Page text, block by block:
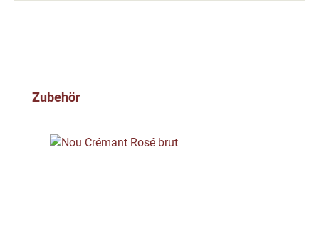
Produktgalerie überspringen
Zubehör